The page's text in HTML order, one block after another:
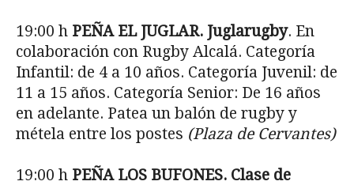
19:00 h PEÑA EL JUGLAR. Juglarugby. En
colaboración con Rugby Alcalá. Categoría
Infantil: de 4 a 10 años. Categoría Juvenil: de
11 a 15 años. Categoría Senior: De 16 años
en adelante. Patea un balón de rugby y
métela entre los postes (Plaza de Cervantes)
19:00 h PEÑA LOS BUFONES. Clase de